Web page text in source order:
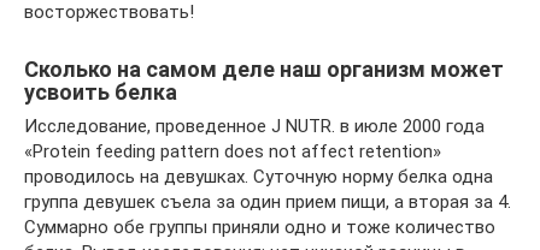
восторжествовать!
Сколько на самом деле наш организм может
усвоить белка
Исследование, проведенное J NUTR. в июле 2000 года
«Protein feeding pattern does not affect retention»
проводилось на девушках. Суточную норму белка одна
группа девушек съела за один прием пищи, а вторая за 4.
Суммарно обе группы приняли одно и тоже количество